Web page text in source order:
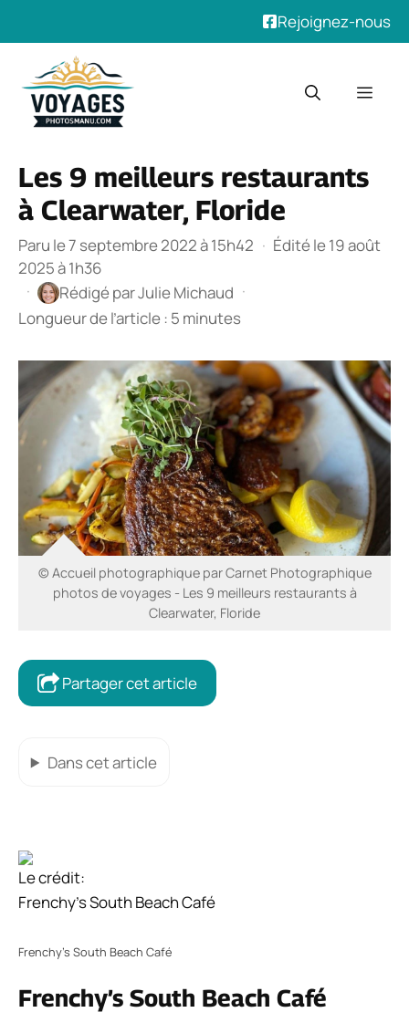
Rejoignez-nous
contenu
Les 9 meilleurs restaurants
à Clearwater, Floride
Paru le 7 septembre 2022 à 15h42 · Édité le 19 août
2025 à 1h36
·
Rédigé parJulie Michaud ·
Longueur de l’article : 5 minutes
© Accueil photographique par Carnet Photographique
photos de voyages - Les 9 meilleurs restaurants à
Clearwater, Floride
Partager cet article
Dans cet article
Le crédit:
Frenchy’s South Beach Café
Frenchy’s South Beach Café
Frenchy’s South Beach Café